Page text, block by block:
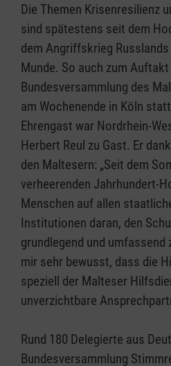
Die Themen Krisenresilienz
sind spätestens seit dem
dem Angriffskrieg
Munde. So auch zum Auftakt
Bundesversammlung des
am Wochenende in Köln
Ehrengast war Nordrhein-
Herbert Reul zu Gast. Er
den Maltesern: „Seit dem
verheerenden Jahrhundert-
Menschen auf allen
Institutionen daran, den
grundlegend und umfassend
mir sehr bewusst, dass die
speziell der Malteser
unverzichtbare
Rund 180 Delegierte aus
Bundesversammlung